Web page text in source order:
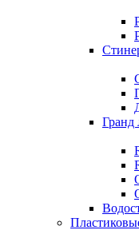
Гранд